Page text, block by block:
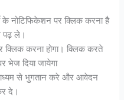
के नोटिफिकेशन पर क्लिक करना है
पढ़ ले।
करना होगा। क्लिक करते
भेज दिया जायेगा
से भुगतान करे और आवेदन
दे।